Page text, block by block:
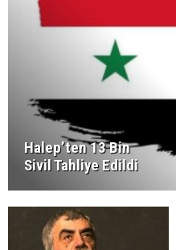
Halep’ten 13 Bin
Sivil Tahliye Edildi